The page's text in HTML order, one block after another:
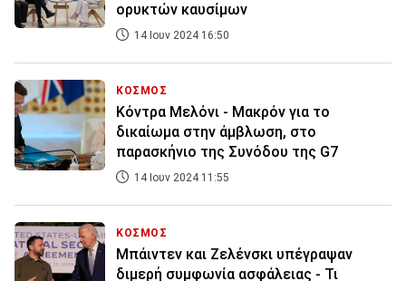
ορυκτών καυσίμων
14 Ιουν 2024 16:50
ΚΟΣΜΟΣ
Κόντρα Μελόνι - Μακρόν για το
δικαίωμα στην άμβλωση, στο
παρασκήνιο της Συνόδου της G7
14 Ιουν 2024 11:55
ΚΟΣΜΟΣ
Μπάιντεν και Ζελένσκι υπέγραψαν
διμερή συμφωνία ασφάλειας - Τι